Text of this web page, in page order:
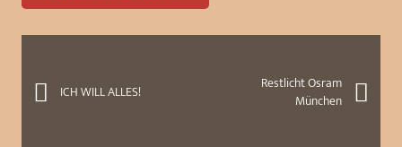
ICH WILL ALLES!
Restlicht Osram
München